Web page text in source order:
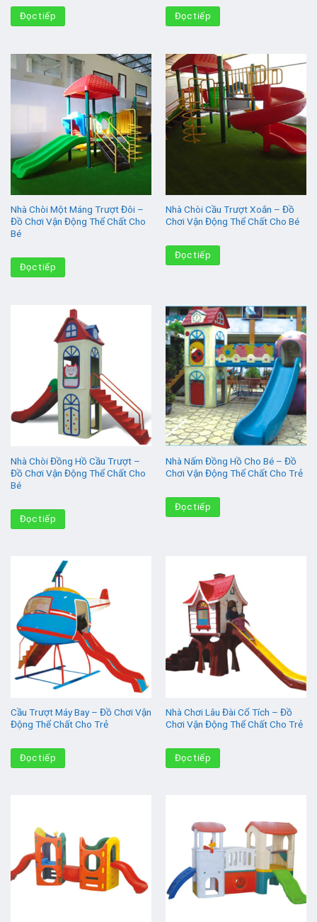
Đọc tiếp Đọc tiếp
Nhà Chòi Một Máng Trượt Đôi –
Đồ Chơi Vận Động Thể Chất Cho
Bé
Đọc tiếp
Nhà Chòi Cầu Trượt Xoắn – Đồ
Chơi Vận Động Thể Chất Cho Bé
Đọc tiếp
Nhà Chòi Đồng Hồ Cầu Trượt –
Đồ Chơi Vận Động Thể Chất Cho
Bé
Đọc tiếp
Nhà Nấm Đồng Hồ Cho Bé – Đồ
Chơi Vận Động Thể Chất Cho Trẻ
Đọc tiếp
Cầu Trượt Máy Bay – Đồ Chơi Vận
Động Thể Chất Cho Trẻ
Đọc tiếp
Nhà Chơi Lâu Đài Cổ Tích – Đồ
Chơi Vận Động Thể Chất Cho Trẻ
Đọc tiếp